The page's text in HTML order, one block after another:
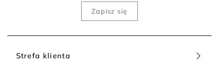
czyli idealny patent na wyrównanie proporcji sylwetki. Ten
kultowy już krój z rozszerzanymi ku dołowi nogawkami
wysokim stanem, czyli modele, którą kochają kobiety na całym
Strefa klienta